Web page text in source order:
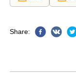
Share: